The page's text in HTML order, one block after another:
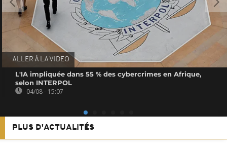
ALLER À LA VIDEO
L'IA impliquée dans 55 % des cybercrimes en Afrique,
selon INTERPOL
04/08 - 15:07
PLUS D'ACTUALITÉS